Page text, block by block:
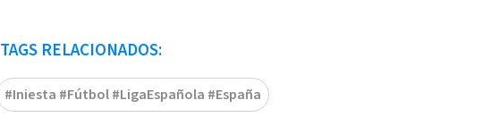
TAGS RELACIONADOS:
#Iniesta #Fútbol #LigaEspañola #España